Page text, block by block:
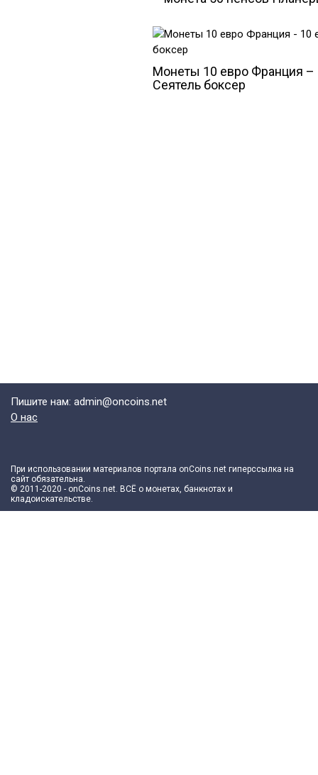
Монеты 10 евро Франция –
Сеятель боксер
Пишите нам: admin@oncoins.net
О нас
При использовании материалов портала onCoins.net гиперссылка на
сайт обязательна.
© 2011-2020 - onCoins.net. ВСЁ о монетах, банкнотах и
кладоискательстве.